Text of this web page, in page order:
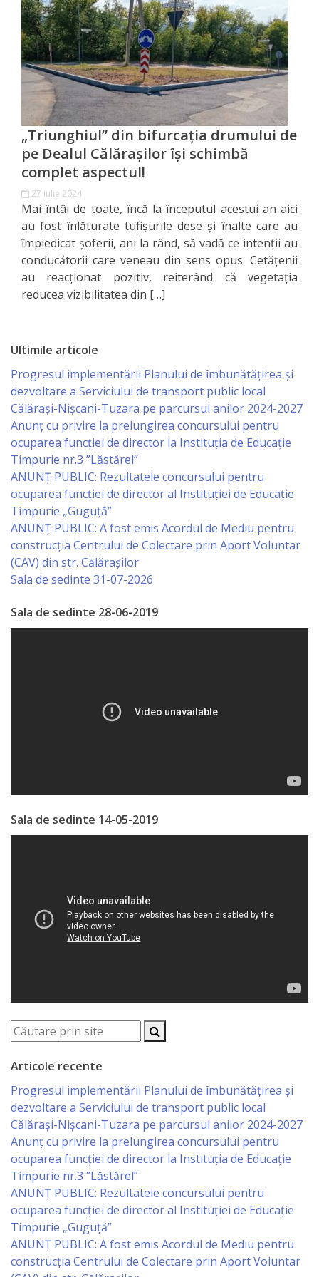
înfrățite
Strategii
Registrul
de
Stat
al
Actelor
Locale
Primăria
Aparatul
Lista
colaboratorilor
Primăriei
Călăraşi
Contabilitate
Serviciul
Arhitectură
şi
Serviciul
de
Colectare
Taxelor
Juridic
în
Reglementarea
Regimului
Funciar
Serviciul
Relaţii
cu
Publicul
„Triunghiul” din bifurcația drumului de
pe Dealul Călărașilor își schimbă
complet aspectul!
27 iulie 2024
Mai întâi de toate, încă la începutul acestui an aici
au fost înlăturate tufișurile dese și înalte care au
împiedicat şoferii, ani la rând, să vadă ce intenţii au
conducătorii care veneau din sens opus. Cetățenii
au reacționat pozitiv, reiterând că vegetația
reducea vizibilitatea din […]
Ultimile articole
Progresul implementării Planului de îmbunătățirea și
dezvoltare a Serviciului de transport public local
Călărași-Nișcani-Tuzara pe parcursul anilor 2024-2027
Anunț cu privire la prelungirea concursului pentru
ocuparea funcţiei de director la Instituția de Educație
Timpurie nr.3 ”Lăstărel”
ANUNȚ PUBLIC: Rezultatele concursului pentru
ocuparea funcției de director al Instituției de Educație
Timpurie „Guguță”
ANUNȚ PUBLIC: A fost emis Acordul de Mediu pentru
construcția Centrului de Colectare prin Aport Voluntar
(CAV) din str. Călărașilor
Sala de sedinte 31-07-2026
Sala de sedinte 28-06-2019
Sala de sedinte 14-05-2019
Articole recente
Progresul implementării Planului de îmbunătățirea și
dezvoltare a Serviciului de transport public local
Călărași-Nișcani-Tuzara pe parcursul anilor 2024-2027
Anunț cu privire la prelungirea concursului pentru
ocuparea funcţiei de director la Instituția de Educație
Timpurie nr.3 ”Lăstărel”
ANUNȚ PUBLIC: Rezultatele concursului pentru
ocuparea funcției de director al Instituției de Educație
Timpurie „Guguță”
ANUNȚ PUBLIC: A fost emis Acordul de Mediu pentru
construcția Centrului de Colectare prin Aport Voluntar